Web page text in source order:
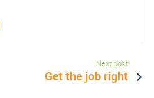
Next post
Get the job right